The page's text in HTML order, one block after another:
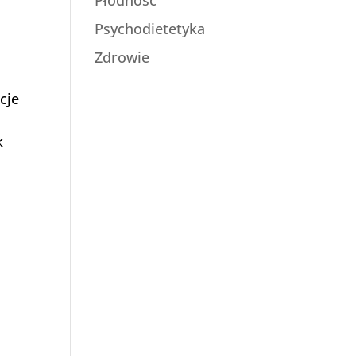
Psychodietetyka
Zdrowie